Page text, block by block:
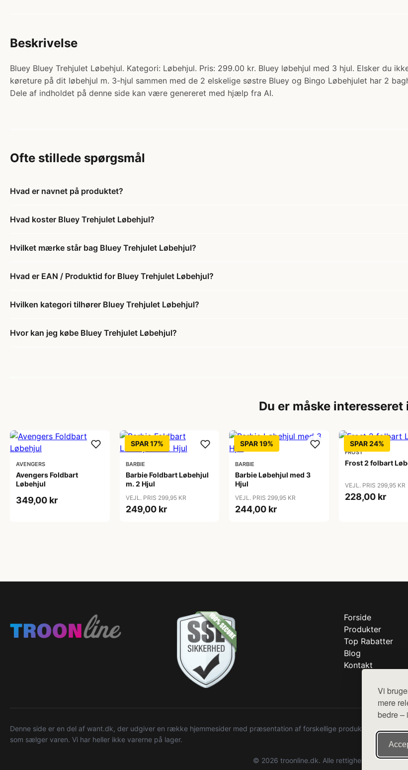
Vi
mere
bedre –
Beskrivelse
Bluey Bluey Trehjulet Løbehjul. Kategori: Løbehjul. Pris: 299.00 kr. Bluey løbehjul med 3 hjul. Elsker du
køreture på dit løbehjul m. 3-hjul sammen med de 2 elskelige søstre Bluey og Bingo Løbehjulet har 2
Dele af indholdet på denne side kan være genereret med hjælp fra AI.
Ofte stillede spørgsmål
Hvad er navnet på produktet?
Hvad koster Bluey Trehjulet Løbehjul?
Hvilket mærke står bag Bluey Trehjulet Løbehjul?
Hvad er EAN / Produktid for Bluey Trehjulet Løbehjul?
Hvilken kategori tilhører Bluey Trehjulet Løbehjul?
Hvor kan jeg købe Bluey Trehjulet Løbehjul?
Du er måske interesseret
AVENGERS
Avengers Foldbart
Løbehjul
349,00 kr
SPAR 17%
BARBIE
Barbie Foldbart Løbehjul
m. 2 Hjul
VEJL. PRIS 299,95 KR
249,00 kr
SPAR 19%
BARBIE
Barbie Løbehjul med 3
Hjul
VEJL. PRIS 299,95 KR
244,00 kr
SPAR 24%
FROST
Frost 2 folbart
VEJL. PRIS 299,95 KR
228,00 kr
Forside
Produkter
Top Rabatter
Blog
Kontakt
Denne side er en del af want.dk, der udgiver en række hjemmesider med præsentation af forskellige produkter fra
som sælger varen. Vi har heller ikke varerne på lager.
© 2026 troonline.dk. Alle rettigheder